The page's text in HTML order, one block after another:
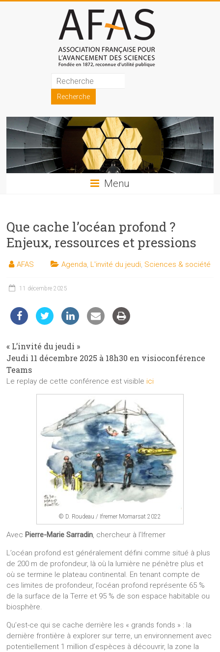
Association
française
pour
l'avancement
des
sciences
les
sciences
et
les
auprès
public
Menu
Que cache l’océan profond ?
Enjeux, ressources et pressions
AFAS Agenda L'invité du jeudi Sciences & société
11 décembre 2025
« L’invité du jeudi »
Jeudi 11 décembre 2025 à 18h30 en visioconférence
Teams
Le replay de cette conférence est visible ici
© D. Roudeau / Ifremer Momarsat 2022
Avec Pierre-Marie Sarradin, chercheur à l’Ifremer
L’océan profond est généralement défini comme situé à plus
de 200 m de profondeur, là où la lumière ne pénètre plus et
où se termine le plateau continental. En tenant compte de
ces limites de profondeur, l’océan profond représente 65 %
de la surface de la Terre et 95 % de son espace habitable ou
biosphère.
Qu’est-ce qui se cache derrière les « grands fonds » : la
dernière frontière à explorer sur terre, un environnement avec
potentiellement 1 million d’espèces à découvrir, la zone la